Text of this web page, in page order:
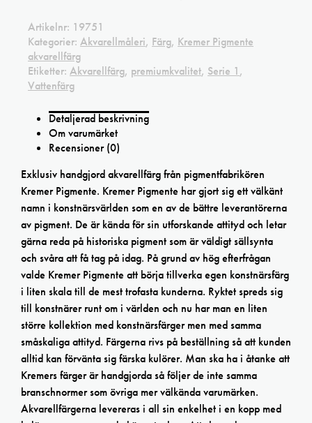
Artikelnr: 19751
Kategorier: Akvarellmåleri, Färg, Kremer Pigmente
akvarellfärg
Etiketter: Akvarellfärg, premiumkvalitet, Serie 1,
Vattenfärg
Detaljerad beskrivning
Om varumärket
Recensioner (0)
Exklusiv handgjord akvarellfärg från pigmentfabrikören
Kremer Pigmente. Kremer Pigmente har gjort sig ett välkänt
namn i konstnärsvärlden som en av de bättre leverantörerna
av pigment. De är kända för sin utforskande attityd och letar
gärna reda på historiska pigment som är väldigt sällsynta
och svåra att få tag på idag. På grund av hög efterfrågan
valde Kremer Pigmente att börja tillverka egen konstnärsfärg
i liten skala till de mest trofasta kunderna. Ryktet spreds sig
till konstnärer runt om i världen och nu har man en liten
större kollektion med konstnärsfärger men med samma
småskaliga attityd. Färgerna rivs på beställning så att kunden
alltid kan förvänta sig färska kulörer. Man ska ha i åtanke att
Kremers färger är handgjorda så följer de inte samma
branschnormer som övriga mer välkända varumärken.
Akvarellfärgerna levereras i all sin enkelhet i en kopp med